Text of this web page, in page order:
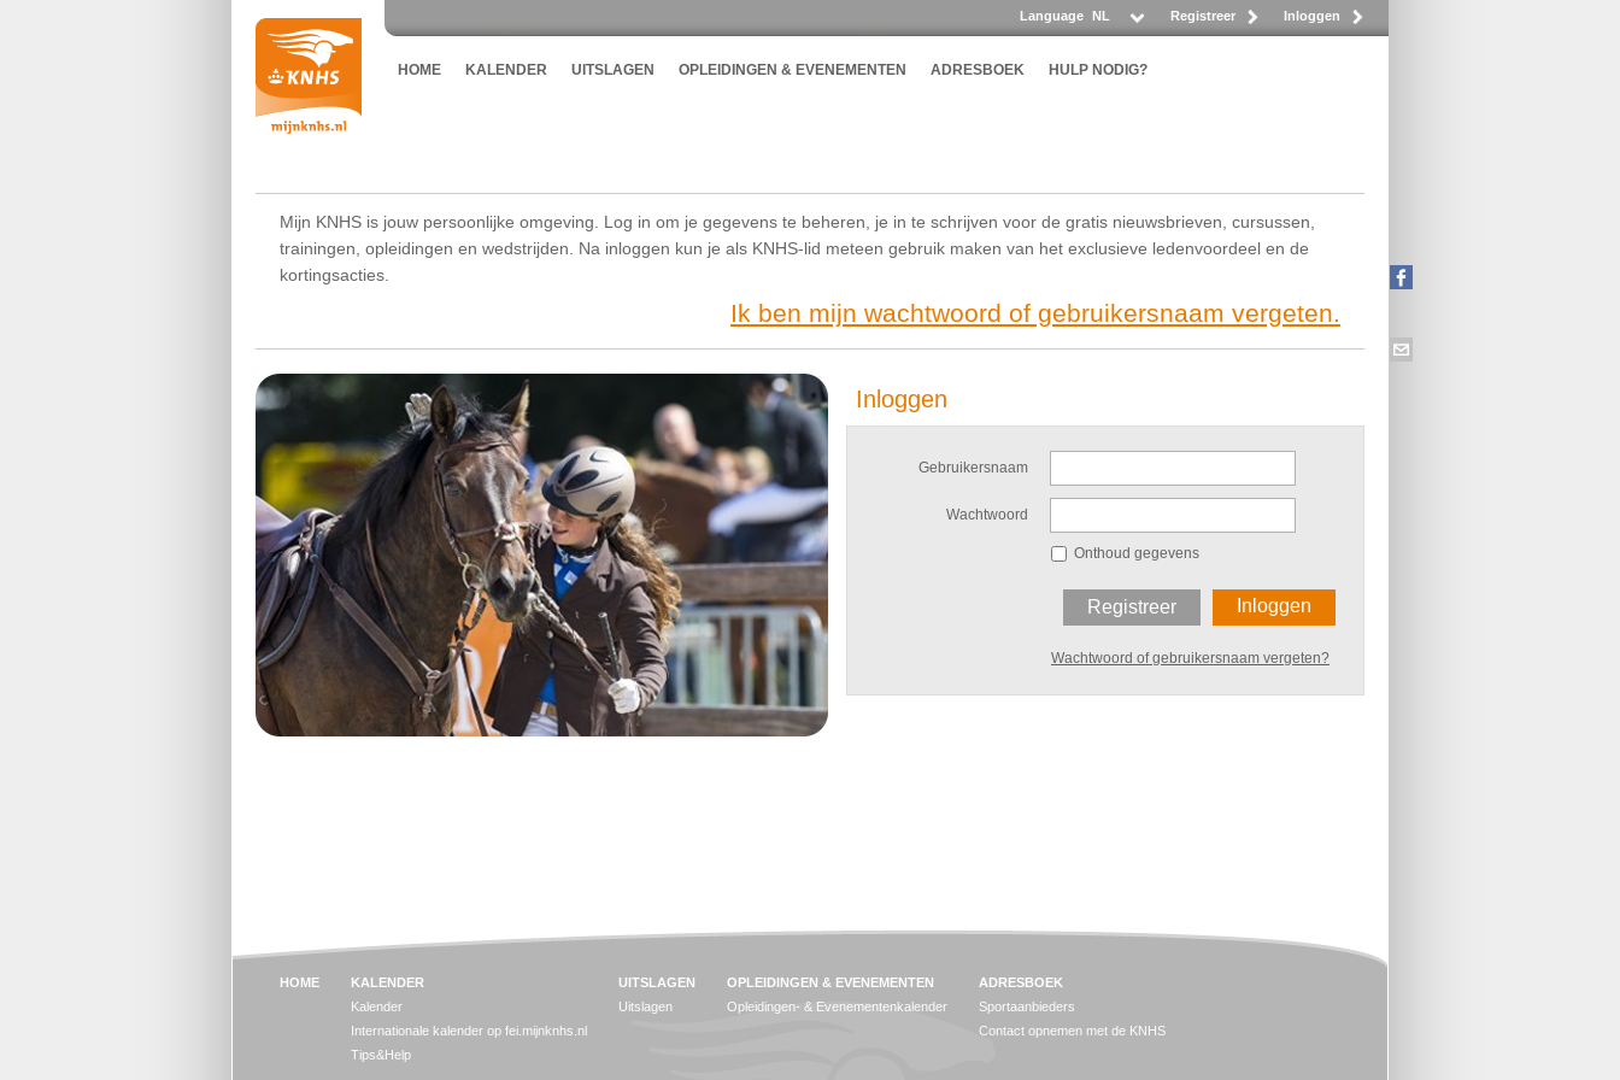
Registreer Inloggen
Language NL
HOME KALENDER UITSLAGEN OPLEIDINGEN & EVENEMENTEN ADRESBOEK HULP NODIG?
Mijn KNHS is jouw persoonlijke omgeving. Log in om je gegevens te beheren, je in te schrijven voor de gratis nieuwsbrieven, cursussen,
trainingen, opleidingen en wedstrijden. Na inloggen kun je als KNHS-lid meteen gebruik maken van het exclusieve ledenvoordeel en de
kortingsacties.
Ik ben mijn wachtwoord of gebruikersnaam vergeten.
Inloggen
Gebruikersnaam
Wachtwoord
Onthoud gegevens
Inloggen
Registreer
Wachtwoord of gebruikersnaam vergeten?
HOME
KALENDER
Kalender
Internationale kalender op fei.mijnknhs.nl
Tips&Help
UITSLAGEN
Uitslagen
OPLEIDINGEN & EVENEMENTEN
Opleidingen- & Evenementenkalender
ADRESBOEK
Sportaanbieders
Contact opnemen met de KNHS